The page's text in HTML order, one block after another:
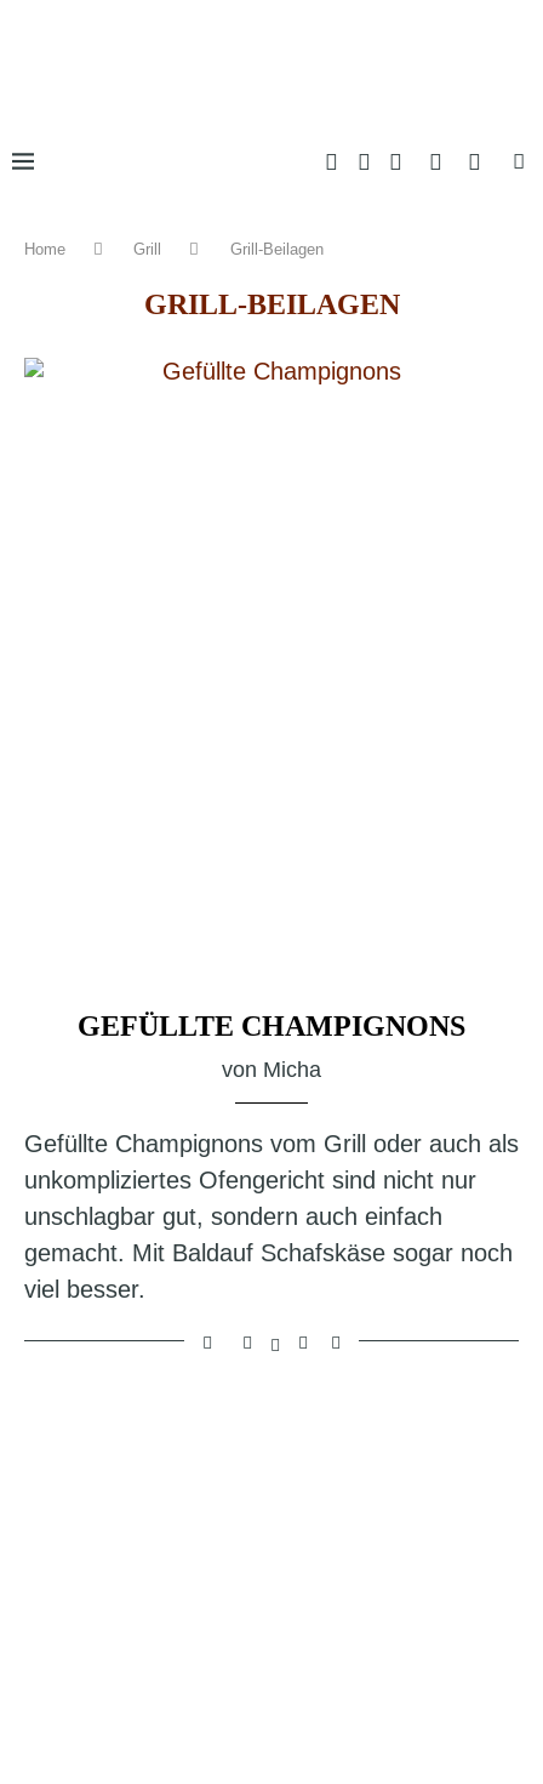
Home Grill Grill-Beilagen
GRILL-BEILAGEN
GEFÜLLTE CHAMPIGNONS
von Micha
Gefüllte Champignons vom Grill oder auch als
unkompliziertes Ofengericht sind nicht nur
unschlagbar gut, sondern auch einfach
gemacht. Mit Baldauf Schafskäse sogar noch
viel besser.